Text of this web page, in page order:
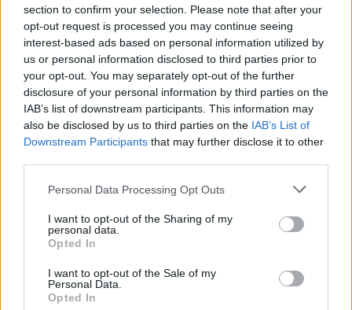
section to confirm your selection. Please note that after your
opt-out request is processed you may continue seeing
interest-based ads based on personal information utilized by
us or personal information disclosed to third parties prior to
your opt-out. You may separately opt-out of the further
disclosure of your personal information by third parties on the
IAB’s list of downstream participants. This information may
also be disclosed by us to third parties on the IAB’s List of
Downstream Participants that may further disclose it to other
Please note that this website/app uses one or more Google
not limited to your visit or usage behaviour. You may click to
grant or deny consent to Google and its third-party tags to
use your data for below specified purposes in below Google
consent section.
Personal Data Processing Opt Outs
I want to opt-out of the Sharing of my
personal data.
Opted In
I want to opt-out of the Sale of my
Personal Data.
Opted In
Λίγα μόλις βήματα από την κεντρική πλατεία των
Καλαβρύτων στην οδό Παλαιών Πατρών Γερμανού,
προνομιακή.Είσαι κοντά σε όλα, αλλά